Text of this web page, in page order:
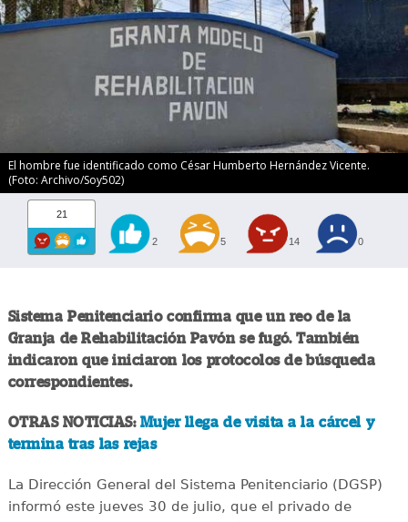
El hombre fue identificado como César Humberto Hernández Vicente.
(Foto: Archivo/Soy502)
21
2 5 14 0
Sistema Penitenciario confirma que un reo de la
Granja de Rehabilitación Pavón se fugó. También
indicaron que iniciaron los protocolos de búsqueda
correspondientes.
OTRAS NOTICIAS: Mujer llega de visita a la cárcel y
termina tras las rejas
La Dirección General del Sistema Penitenciario (DGSP)
informó este jueves 30 de julio, que el privado de